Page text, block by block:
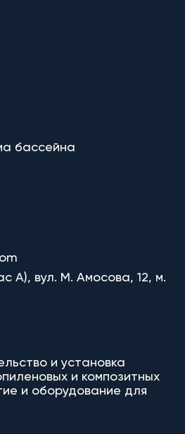
бассейна
A), вул. М. Амосова, 12, м.
и установка
и композитных
и оборудование для